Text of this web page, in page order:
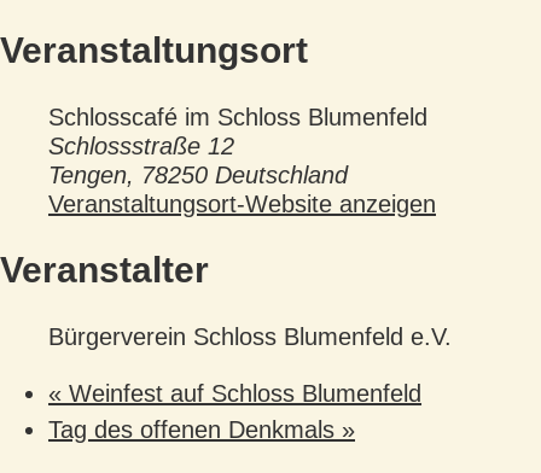
Veranstaltungsort
Schlosscafé im Schloss Blumenfeld
Schlossstraße 12
Tengen, 78250 Deutschland
Veranstaltungsort-Website anzeigen
Veranstalter
Bürgerverein Schloss Blumenfeld e.V.
« Weinfest auf Schloss Blumenfeld
Tag des offenen Denkmals »